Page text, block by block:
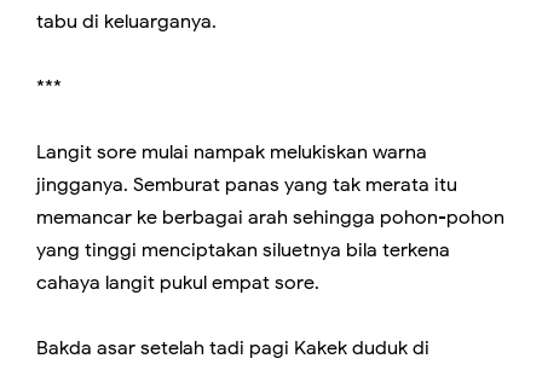
tabu di keluarganya.
***
Langit sore mulai nampak melukiskan warna
jingganya. Semburat panas yang tak merata itu
memancar ke berbagai arah sehingga pohon-pohon
yang tinggi menciptakan siluetnya bila terkena
cahaya langit pukul empat sore.
Bakda asar setelah tadi pagi Kakek duduk di